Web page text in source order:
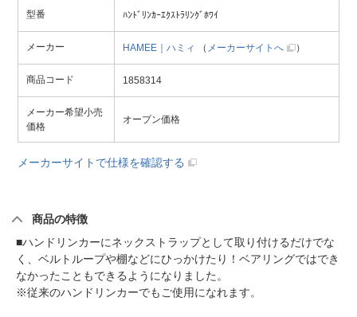
型番 ﾊﾝﾄﾞﾘﾝｶｰｴｸｽﾄﾗﾘﾝｸﾞﾎﾜｲ
メーカー HAMEE｜ハミィ （ メーカーサイトへ ）
商品コード 1858314
メーカー希望小売
価格
オープン価格
メーカーサイトで仕様を確認する
商品の特徴
■ハンドリンカーにネックストラップとして取り付けるだけでな
く、ベルトループや棚などにひっかけたり！ベアリングではでき
なかったこともできるようになりました。
※従来のハンドリンカーでもご使用になれます。